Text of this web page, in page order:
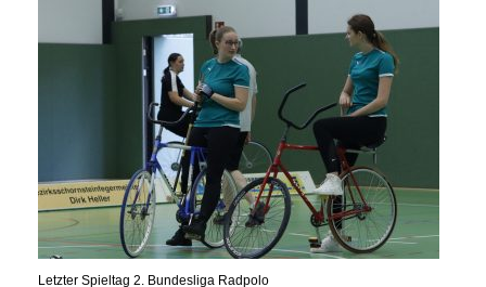
Letzter Spieltag 2. Bundesliga Radpolo